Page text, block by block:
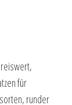
für
runder